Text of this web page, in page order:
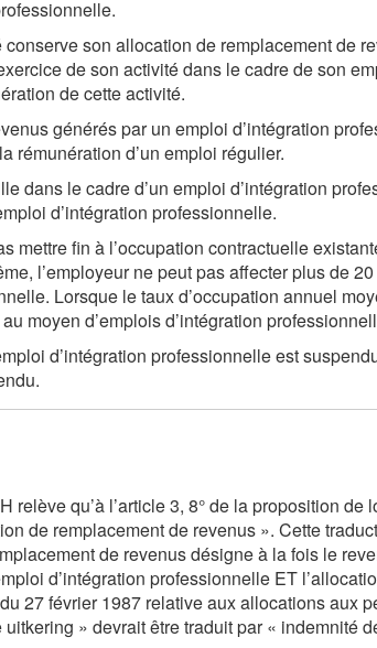
son allocation de remplacement de
de son activité dans le cadre de son
de cette activité.
générés par un emploi d’intégration
rémunération d’un emploi régulier.
dans le cadre d’un emploi d’intégration
d’intégration professionnelle.
mettre fin à l’occupation contractuelle
l’employeur ne peut pas affecter plus de
Lorsque le taux d’occupation annuel
moyen d’emplois d’intégration
d’intégration professionnelle est
relève qu’à l’article 3, 8° de la proposition de
de remplacement de revenus ». Cette
de revenus désigne à la fois le
d’intégration professionnelle ET
27 février 1987 relative aux allocations aux
uitkering » devrait être traduit par « indemnité